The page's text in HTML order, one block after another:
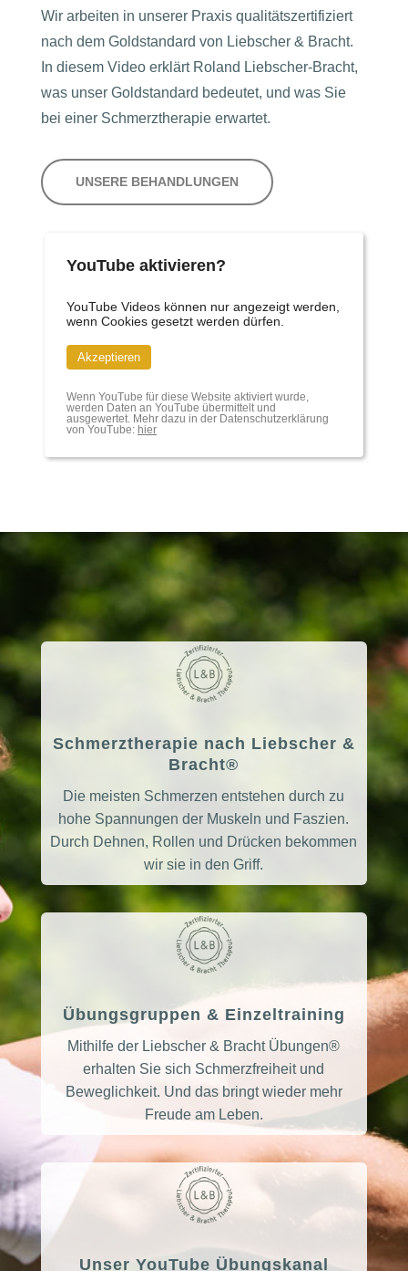
Wir arbeiten in unserer Praxis qualitätszertifiziert
nach dem Goldstandard von Liebscher & Bracht.
In diesem Video erklärt Roland Liebscher-Bracht,
was unser Goldstandard bedeutet, und was Sie
bei einer Schmerztherapie erwartet.
UNSERE BEHANDLUNGEN
YouTube aktivieren?
YouTube Videos können nur angezeigt werden,
wenn Cookies gesetzt werden dürfen.
Akzeptieren
Wenn YouTube für diese Website aktiviert wurde,
werden Daten an YouTube übermittelt und
ausgewertet. Mehr dazu in der Datenschutzerklärung
von YouTube: hier
Schmerztherapie nach Liebscher &
Bracht®
Die meisten Schmerzen entstehen durch zu
hohe Spannungen der Muskeln und Faszien.
Durch Dehnen, Rollen und Drücken bekommen
wir sie in den Griff.
Übungsgruppen & Einzeltraining
Mithilfe der Liebscher & Bracht Übungen®
erhalten Sie sich Schmerzfreiheit und
Beweglichkeit. Und das bringt wieder mehr
Freude am Leben.
Unser YouTube Übungskanal